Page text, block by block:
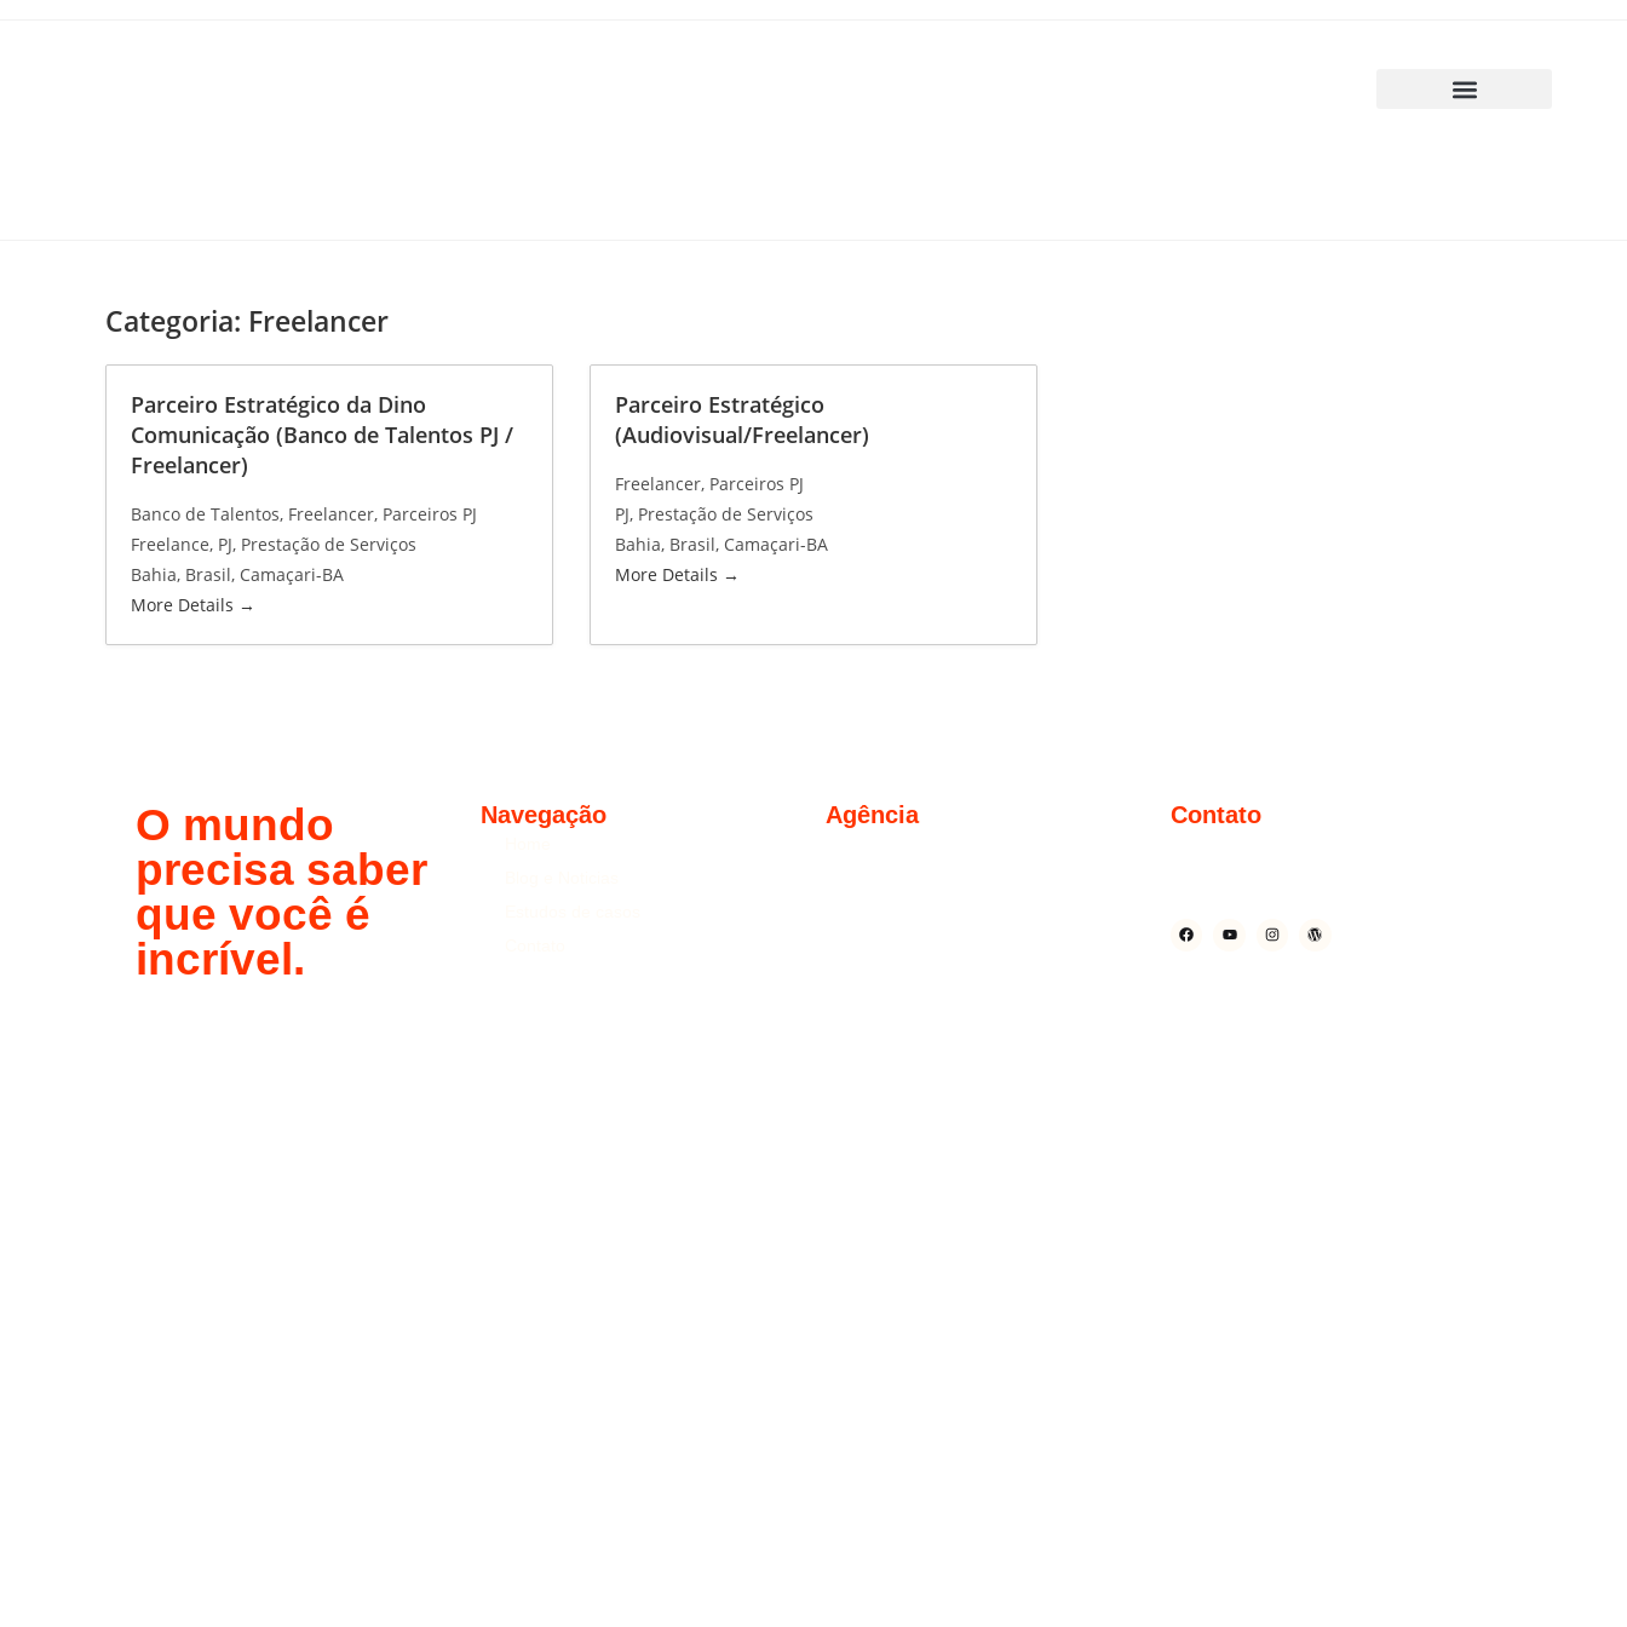
Categoria: Freelancer
Parceiro Estratégico da Dino
Comunicação (Banco de Talentos PJ /
Freelancer)
Banco de Talentos Freelancer Parceiros PJ
Freelance PJ Prestação de Serviços
Bahia Brasil Camaçari-BA
More Details
Parceiro Estratégico
(Audiovisual/Freelancer)
Freelancer Parceiros PJ
PJ Prestação de Serviços
Bahia Brasil Camaçari-BA
More Details
O mundo
precisa saber
que você é
incrível.
Navegação Agência Contato